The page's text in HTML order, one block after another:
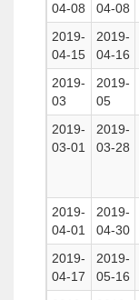
04-08
04-08
2019-
04-15
2019-
04-16
2019-
03
2019-
05
2019-
03-01
2019-
03-28
2019-
04-01
2019-
04-30
2019-
04-17
2019-
05-16